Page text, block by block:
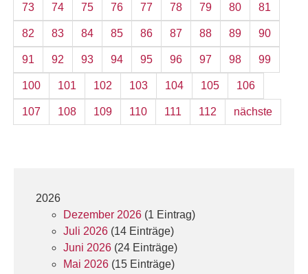
73 74 75 76 77 78 79 80 81
82 83 84 85 86 87 88 89 90
91 92 93 94 95 96 97 98 99
100 101 102 103 104 105 106
107 108 109 110 111 112 nächste
2026
Dezember 2026 (1 Eintrag)
Juli 2026 (14 Einträge)
Juni 2026 (24 Einträge)
Mai 2026 (15 Einträge)